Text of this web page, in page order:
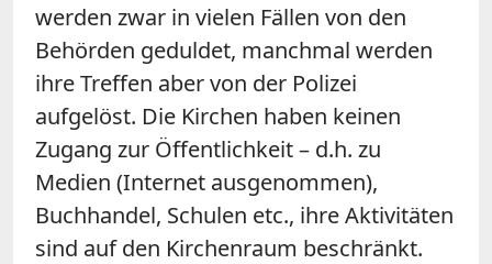
werden zwar in vielen Fällen von den
Behörden geduldet, manchmal werden
ihre Treffen aber von der Polizei
aufgelöst. Die Kirchen haben keinen
Zugang zur Öffentlichkeit – d.h. zu
Medien (Internet ausgenommen),
Buchhandel, Schulen etc., ihre Aktivitäten
sind auf den Kirchenraum beschränkt.